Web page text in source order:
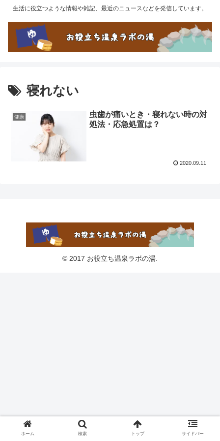
生活に役立つような情報や雑記、最近のニュースなどを発信しています。
寝れない
健康
虫歯が痛いとき・寝れない時の対
処法・応急処置は？
2020.09.11
© 2017 お役立ち温泉ラボの湯.
ホーム 検索 トップ サイドバー